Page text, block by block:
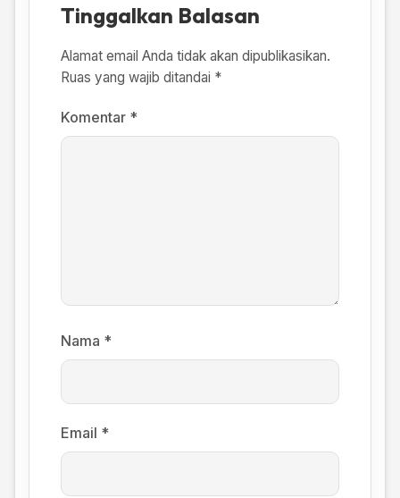
Tinggalkan Balasan
Alamat email Anda tidak akan dipublikasikan.
Ruas yang wajib ditandai *
Komentar *
Nama *
Email *